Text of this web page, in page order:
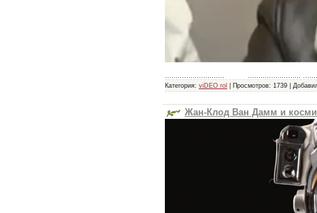
Категория: viDEO rol Просмотров: 1739
Жан-Клод Ван Дамм и